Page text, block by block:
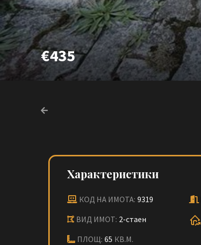
€435
Характеристики
КОД НА ИМОТА: 9319
ВИД ИМОТ: 2-стаен
ПЛОЩ: 65 КВ.М.